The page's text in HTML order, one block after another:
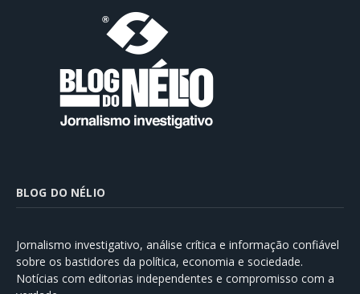
BLOG DO NÉLIO
Jornalismo investigativo, análise crítica e informação confiável
sobre os bastidores da política, economia e sociedade.
Notícias com editorias independentes e compromisso com a